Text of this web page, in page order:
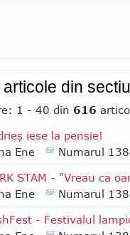
articole din
1 - 40 din 616
iese la pensie!
Ene
Numarul
STAM - "Vreau ca
Ene
Numarul
- Festivalul